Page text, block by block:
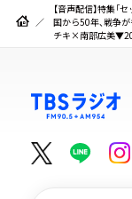
【音声配信】特集
国から50年、戦争
チキ×南部広美